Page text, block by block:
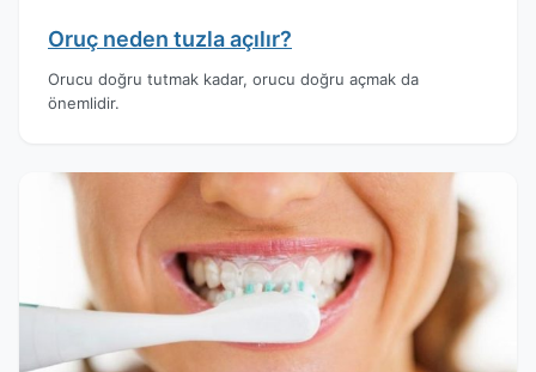
Oruç neden tuzla açılır?
Orucu doğru tutmak kadar, orucu doğru açmak da
önemlidir.